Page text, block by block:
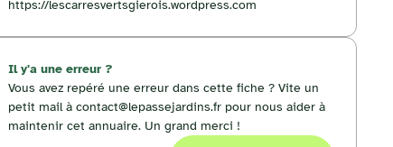
−
https://lescarresvertsgierois.wordpress.com
Il y'a une erreur ?
Vous avez repéré une erreur dans cette fiche ? Vite un
petit mail à contact@lepassejardins.fr pour nous aider à
maintenir cet annuaire. Un grand merci !